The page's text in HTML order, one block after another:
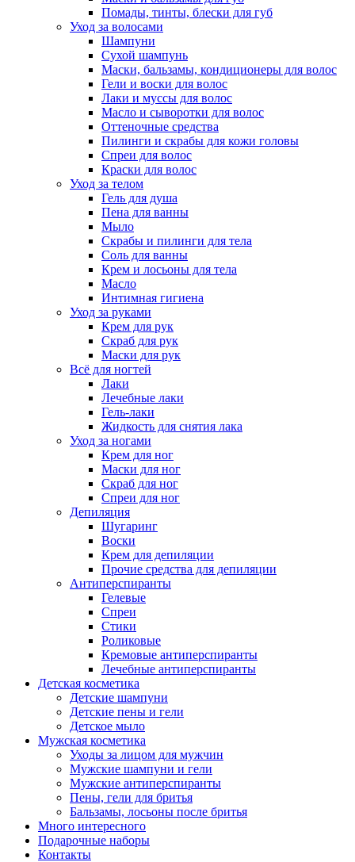
Помады, тинты, блески для губ
Уход за волосами
Шампуни
Сухой шампунь
Маски, бальзамы, кондиционеры для волос
Гели и воски для волос
Лаки и муссы для волос
Масло и сыворотки для волос
Оттеночные средства
Пилинги и скрабы для кожи головы
Спреи для волос
Краски для волос
Уход за телом
Гель для душа
Пена для ванны
Мыло
Скрабы и пилинги для тела
Соль для ванны
Крем и лосьоны для тела
Масло
Интимная гигиена
Уход за руками
Крем для рук
Скраб для рук
Маски для рук
Всё для ногтей
Лаки
Лечебные лаки
Гель-лаки
Жидкость для снятия лака
Уход за ногами
Крем для ног
Маски для ног
Скраб для ног
Спреи для ног
Депиляция
Шугаринг
Воски
Крем для депиляции
Прочие средства для депиляции
Антиперспиранты
Гелевые
Спреи
Стики
Роликовые
Кремовые антиперспиранты
Лечебные антиперспиранты
Детская косметика
Детские шампуни
Детские пены и гели
Детское мыло
Мужская косметика
Уходы за лицом для мужчин
Мужские шампуни и гели
Мужские антиперспиранты
Пены, гели для бритья
Бальзамы, лосьоны после бритья
Много интересного
Подарочные наборы
Контакты